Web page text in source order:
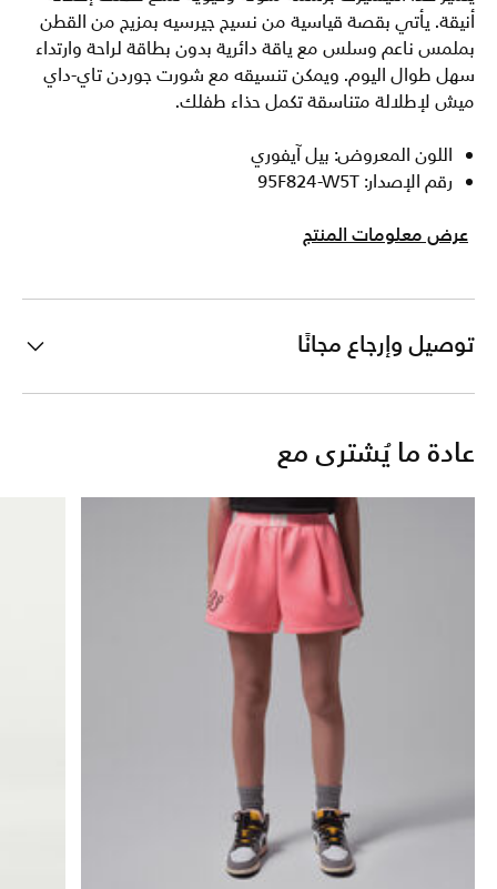
أنيقة. يأتي بقصة قياسية من نسيج جيرسيه بمزيج من القطن
بملمس ناعم وسلس مع ياقة دائرية بدون بطاقة لراحة وارتداء
سهل طوال اليوم. ويمكن تنسيقه مع شورت جوردن تاي-داي
ميش لإطلالة متناسقة تكمل حذاء طفلك.
اللون المعروض: بيل آيفوري
رقم الإصدار: 95F824-W5T
عرض معلومات المنتج
توصيل وإرجاع مجانًا
عادة ما يُشترى مع